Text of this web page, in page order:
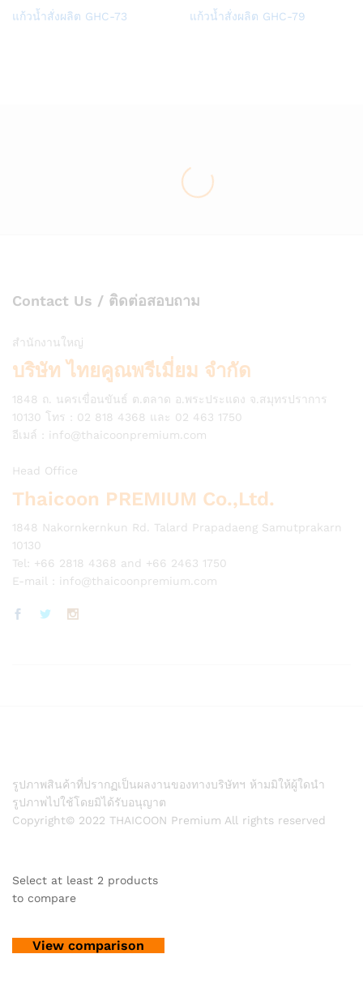
Add
แก้วน้ำสั่งผลิต GHC-73
Add
แก้วน้ำสั่งผลิต GHC-79
Contact Us / ติดต่อสอบถาม
สำนักงานใหญ่
บริษัท ไทยคูณพรีเมี่ยม จำกัด
1848 ถ. นครเขื่อนขันธ์ ต.ตลาด อ.พระประแดง จ.สมุทรปราการ
10130 โทร : 02 818 4368 และ 02 463 1750
อีเมล์ : info@thaicoonpremium.com
Head Office
Thaicoon PREMIUM Co.,Ltd.
1848 Nakornkernkun Rd. Talard Prapadaeng Samutprakarn
10130
Tel: +66 2818 4368 and +66 2463 1750
E-mail : info@thaicoonpremium.com
รูปภาพสินค้าที่ปรากฏเป็นผลงานของทางบริษัทฯ ห้ามมิให้ผู้ใดนำ
รูปภาพไปใช้โดยมิได้รับอนุญาต
Copyright© 2022 THAICOON Premium All rights reserved
Select at least 2 products
to compare
View comparison